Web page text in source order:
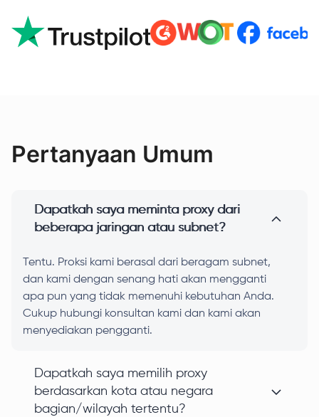
Pertanyaan Umum
Dapatkah saya meminta proxy dari
beberapa jaringan atau subnet?
Tentu. Proksi kami berasal dari beragam subnet,
dan kami dengan senang hati akan mengganti
apa pun yang tidak memenuhi kebutuhan Anda.
Cukup hubungi konsultan kami dan kami akan
menyediakan pengganti.
Dapatkah saya memilih proxy
berdasarkan kota atau negara
bagian/wilayah tertentu?